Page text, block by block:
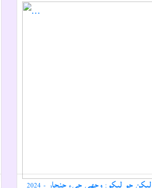
ليکن جو ليکو: وجهي جيء جنجار - 2024